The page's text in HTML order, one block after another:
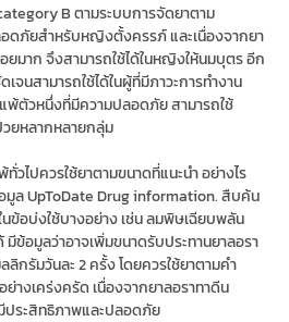
B ตามระบบการจัดยาตาม
ดภัยสำหรับหญิงตั้งครรภ์ และเนื่องจากยา
มาก จึงสามารถใช้ได้ในหญิงให้นมบุตร อีก
จนสามารถใช้ได้ในผู้ที่มีภาวะการทำงาน
พ้ตัวหนึ่งที่มีความปลอดภัย สามารถใช้
วยหลากหลายกลุ่ม
วไปควรใช้ยาตามขนาดที่แนะนำ อย่างไร
มูล UpToDate Drug information. สืบค้น
นข้อบ่งใช้บางอย่าง เช่น ลมพิษเฉียบพลัน
ข้อมูลว่าอาจเพิ่มขนาดรับประทานยาลอรา
กรัมวันละ 2 ครั้ง โดยควรใช้ยาตามคำ
างเคร่งครัด เนื่องจากยาลอราทาดีน
ระสิทธิภาพและปลอดภัย